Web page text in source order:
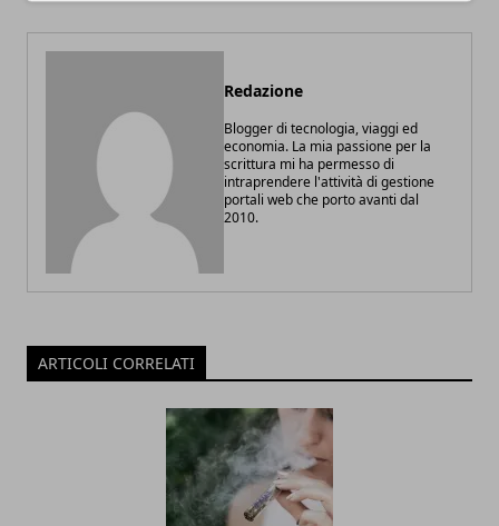
Redazione
Blogger di tecnologia, viaggi ed
economia. La mia passione per la
scrittura mi ha permesso di
intraprendere l'attività di gestione
portali web che porto avanti dal
2010.
ARTICOLI CORRELATI